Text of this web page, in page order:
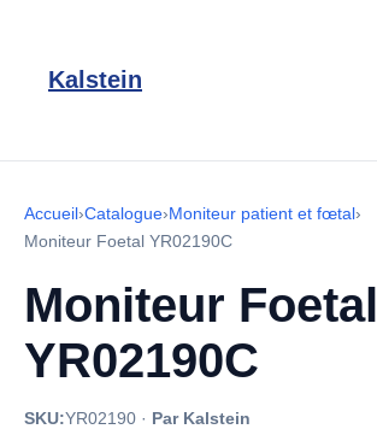
Kalstein
Accueil›Catalogue›Moniteur patient et fœtal›
Moniteur Foetal YR02190C
Moniteur Foetal
YR02190C
SKU:YR02190 · Par Kalstein